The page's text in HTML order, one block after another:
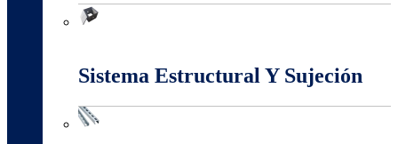
Sistema Estructural Y Sujeción